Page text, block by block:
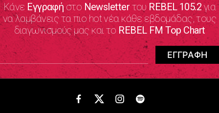
Κάνε Εγγραφήστο NewsletterτουREBEL 105.2για
να λαμβάνεις τα πιο hot νέα κάθε εβδομάδας, τους
διαγωνισμούς μας και το REBEL FM Top Chart